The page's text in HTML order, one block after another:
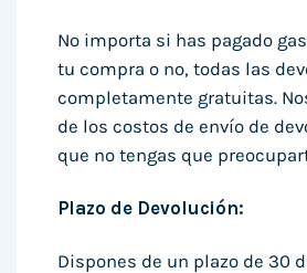
No importa si has pagado
tu compra o no, todas las
completamente gratuitas.
de los costos de envío de
que no tengas que
Plazo de Devolución:
Dispones de un plazo de 30